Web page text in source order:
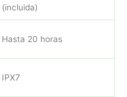
(incluida)
Hasta 20 horas
IPX7